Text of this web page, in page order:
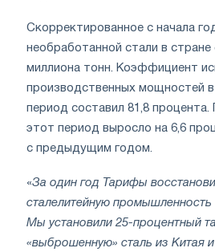
Скорректированное с начала
необработанной стали в стране
миллиона тонн. Коэффициент
производственных мощностей
период составил 81,8
этот период выросло на 6,6
с предыдущим годом.
«За один год Тарифы
сталелитейную промышленность
Мы установили 25-процентный
«выброшенную» сталь из Китая и